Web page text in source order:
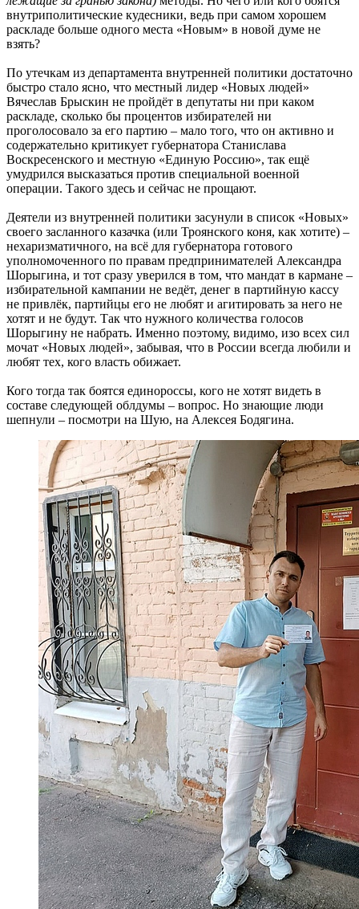
внутриполитические кудесники, ведь при самом хорошем
раскладе больше одного места «Новым» в новой думе не
взять?
По утечкам из департамента внутренней политики достаточно
быстро стало ясно, что местный лидер «Новых людей»
Вячеслав Брыскин не пройдёт в депутаты ни при каком
раскладе, сколько бы процентов избирателей ни
проголосовало за его партию – мало того, что он активно и
содержательно критикует губернатора Станислава
Воскресенского и местную «Единую Россию», так ещё
умудрился высказаться против специальной военной
операции. Такого здесь и сейчас не прощают.
Деятели из внутренней политики засунули в список «Новых»
своего засланного казачка (или Троянского коня, как хотите) –
нехаризматичного, на всё для губернатора готового
уполномоченного по правам предпринимателей Александра
Шорыгина, и тот сразу уверился в том, что мандат в кармане –
избирательной кампании не ведёт, денег в партийную кассу
не привлёк, партийцы его не любят и агитировать за него не
хотят и не будут. Так что нужного количества голосов
Шорыгину не набрать. Именно поэтому, видимо, изо всех сил
мочат «Новых людей», забывая, что в России всегда любили и
любят тех, кого власть обижает.
Кого тогда так боятся единороссы, кого не хотят видеть в
составе следующей облдумы – вопрос. Но знающие люди
шепнули – посмотри на Шую, на Алексея Бодягина.